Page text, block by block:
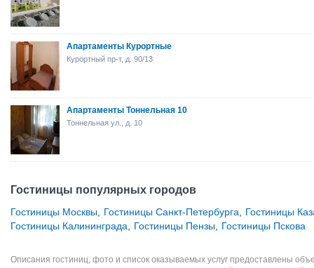
Апартаменты Курортные
Курортный пр-т, д. 90/13
Апартаменты Тоннельная 10
Тоннельная ул., д. 10
Гостиницы популярных городов
Гостиницы Москвы Гостиницы Санкт-Петербурга
Гостиницы
Гостиницы Калининграда
Гостиницы Пензы Гостиницы Пскова
Описания гостиниц, фото и список оказываемых услуг предоставлены